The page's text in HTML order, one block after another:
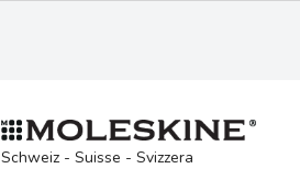
Schweiz - Suisse - Svizzera